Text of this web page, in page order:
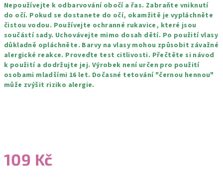
Nepoužívejte k odbarvování obočí a řas. Zabraňte vniknutí
do očí. Pokud se dostanete do očí, okamžitě je vypláchněte
čistou vodou. Používejte ochranné rukavice, které jsou
součástí sady. Uchovávejte mimo dosah dětí. Po použití vlasy
důkladně opláchněte. Barvy na vlasy mohou způsobit závažné
alergické reakce. Proveďte test citlivosti. Přečtěte si návod
k použití a dodržujte jej. Výrobek není určen pro použití
osobami mladšími 16 let. Dočasné tetování "černou hennou"
může zvýšit riziko alergie.
109 Kč